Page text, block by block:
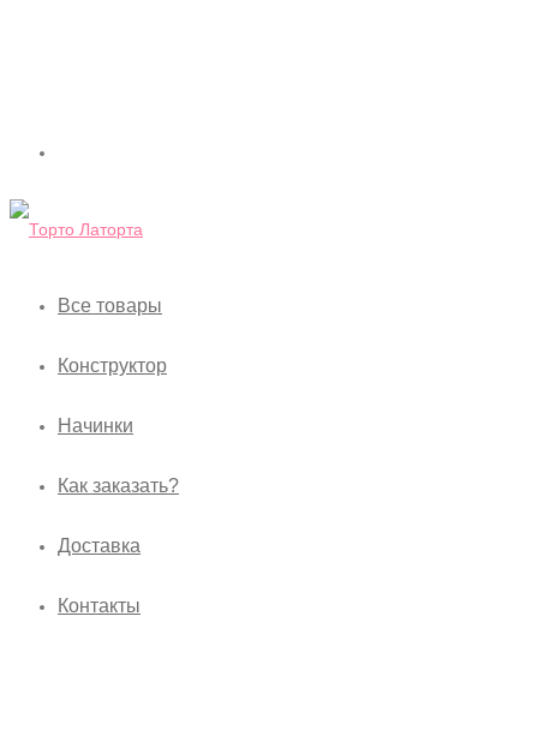
Все товары
Конструктор
Начинки
Как заказать?
Доставка
Контакты